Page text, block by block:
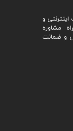
ماهه به صورت اینترنتی و
مشاوره
و ضمانت